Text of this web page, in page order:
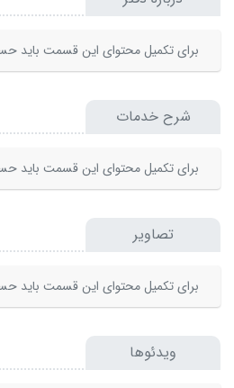
برای تکمیل محتوای این قسمت باید
شرح خدمات
برای تکمیل محتوای این قسمت باید
تصاویر
برای تکمیل محتوای این قسمت باید
ویدئوها